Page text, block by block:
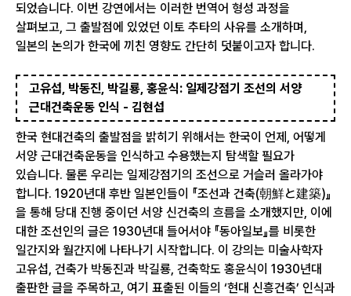
되었습니다. 이번 강연에서는 이러한 번역어 형성 과정을
살펴보고, 그 출발점에 있었던 이토 추타의 사유를 소개하며,
일본의 논의가 한국에 끼친 영향도 간단히 덧붙이고자 합니다.
고유섭, 박동진, 박길룡, 홍윤식: 일제강점기 조선의 서양
근대건축운동 인식 - 김현섭
한국 현대건축의 출발점을 밝히기 위해서는 한국이 언제, 어떻게
서양 근대건축운동을 인식하고 수용했는지 탐색할 필요가
있습니다. 물론 우리는 일제강점기의 조선으로 거슬러 올라가야
합니다. 1920년대 후반 일본인들이 『조선과 건축(朝鮮と建築)』
을 통해 당대 진행 중이던 서양 신건축의 흐름을 소개했지만, 이에
대한 조선인의 글은 1930년대 들어서야 『동아일보』를 비롯한
일간지와 월간지에 나타나기 시작합니다. 이 강의는 미술사학자
고유섭, 건축가 박동진과 박길룡, 건축학도 홍윤식이 1930년대
출판한 글을 주목하고, 여기 표출된 이들의 ‘현대 신흥건축’ 인식과